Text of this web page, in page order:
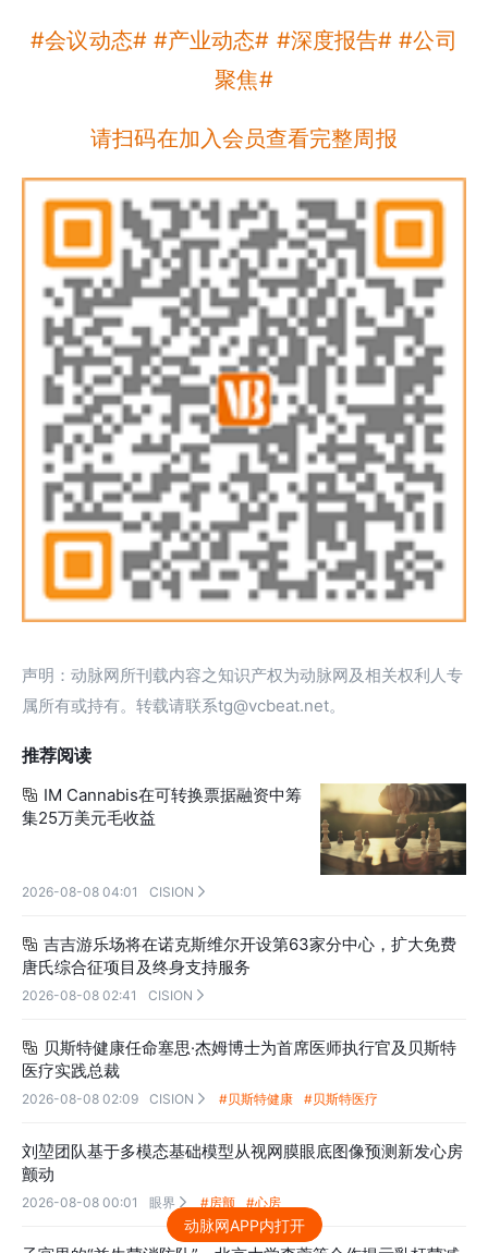
#会议动态# #产业动态# #深度报告# #公司
聚焦#
请扫码在加入会员查看完整周报
声明：动脉网所刊载内容之知识产权为动脉网及相关权利人专
属所有或持有。转载请联系tg@vcbeat.net。
推荐阅读
 IM Cannabis在可转换票据融资中筹
集25万美元毛收益
2026-08-08 04:01 CISION 
 吉吉游乐场将在诺克斯维尔开设第63家分中心，扩大免费
唐氏综合征项目及终身支持服务
2026-08-08 02:41 CISION 
 贝斯特健康任命塞思·杰姆博士为首席医师执行官及贝斯特
医疗实践总裁
2026-08-08 02:09 CISION  #贝斯特健康 #贝斯特医疗
刘堃团队基于多模态基础模型从视网膜眼底图像预测新发心房
颤动
2026-08-08 00:01 眼界  #房颤 #心房
动脉网APP内打开